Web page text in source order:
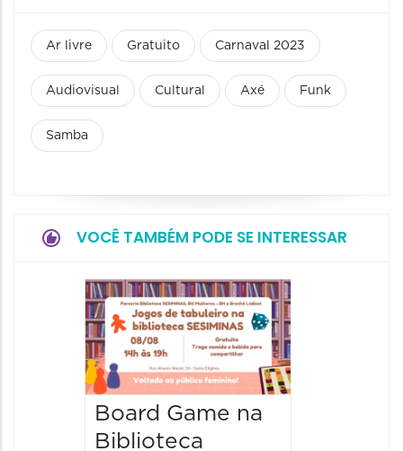
Ar livre Gratuito Carnaval 2023
Audiovisual Cultural Axé Funk
Samba
VOCÊ TAMBÉM PODE SE INTERESSAR
Board Game na
Biblioteca